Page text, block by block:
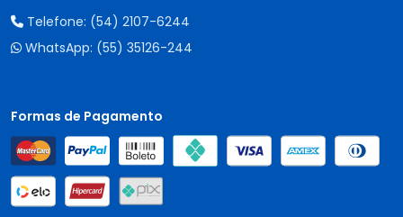
Telefone: (54) 2107-6244
WhatsApp: (55) 35126-244
Formas de Pagamento